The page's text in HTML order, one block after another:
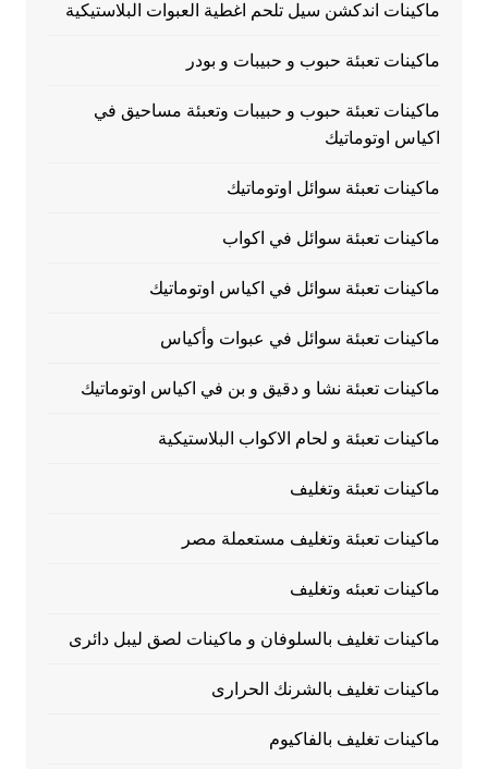
ماكينات اندكشن سيل تلحم اغطية العبوات البلاستيكية
ماكينات تعبئة حبوب و حبيبات و بودر
ماكينات تعبئة حبوب و حبيبات وتعبئة مساحيق في
اكياس اوتوماتيك
ماكينات تعبئة سوائل اوتوماتيك
ماكينات تعبئة سوائل في اكواب
ماكينات تعبئة سوائل في اكياس اوتوماتيك
ماكينات تعبئة سوائل في عبوات وأكياس
ماكينات تعبئة نشا و دقيق و بن في اكياس اوتوماتيك
ماكينات تعبئة و لحام الاكواب البلاستيكية
ماكينات تعبئة وتغليف
ماكينات تعبئة وتغليف مستعملة مصر
ماكينات تعبئه وتغليف
ماكينات تغليف بالسلوفان و ماكينات لصق ليبل دائرى
ماكينات تغليف بالشرنك الحرارى
ماكينات تغليف بالفاكيوم